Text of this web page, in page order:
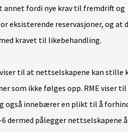
fordi nye krav til fremdrift og
eksisterende reservasjoner, og at
kravet til likebehandling.
viser til at nettselskapene kan stille
som ikke følges opp. RME viser
også innebærer en plikt til å
dermed pålegger nettselskapene